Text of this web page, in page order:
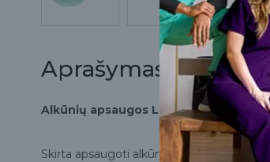
Aprašymas
Alkūnių apsaugos Lima AD-2
Skirta apsaugoti alkūnes nuo pragulų.